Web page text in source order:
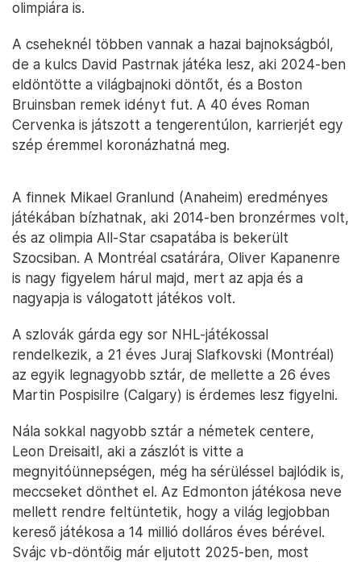
olimpiára is.
A cseheknél többen vannak a hazai bajnokságból,
de a kulcs David Pastrnak játéka lesz, aki 2024-ben
eldöntötte a világbajnoki döntőt, és a Boston
Bruinsban remek idényt fut. A 40 éves Roman
Cervenka is játszott a tengerentúlon, karrierjét egy
szép éremmel koronázhatná meg.
A finnek Mikael Granlund (Anaheim) eredményes
játékában bízhatnak, aki 2014-ben bronzérmes volt,
és az olimpia All-Star csapatába is bekerült
Szocsiban. A Montréal csatárára, Oliver Kapanenre
is nagy figyelem hárul majd, mert az apja és a
nagyapja is válogatott játékos volt.
A szlovák gárda egy sor NHL-játékossal
rendelkezik, a 21 éves Juraj Slafkovski (Montréal)
az egyik legnagyobb sztár, de mellette a 26 éves
Martin Pospisilre (Calgary) is érdemes lesz figyelni.
Nála sokkal nagyobb sztár a németek centere,
Leon Dreisaitl, aki a zászlót is vitte a
megnyitóünnepségen, még ha sérüléssel bajlódik is,
meccseket dönthet el. Az Edmonton játékosa neve
mellett rendre feltüntetik, hogy a világ legjobban
kereső játékosa a 14 millió dolláros éves bérével.
Svájc vb-döntőig már eljutott 2025-ben, most